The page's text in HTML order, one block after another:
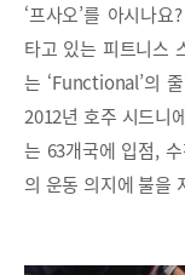
‘프사오’를 아시나
타고 있는 피트니스
는 ‘Functional’의
2012년 호주 시드니
는 63개국에 입점,
의 운동 의지에 불을